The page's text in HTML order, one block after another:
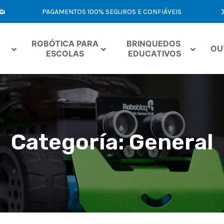
PAGAMENTOS 100% SEGUROS E CONFIÁVEIS
ROBÓTICA PARA
ESCOLAS
BRINQUEDOS
EDUCATIVOS
Categoría: General